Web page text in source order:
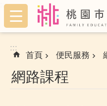
跳到主要內容區塊
:::
:::
首頁 便民服務
網路課程